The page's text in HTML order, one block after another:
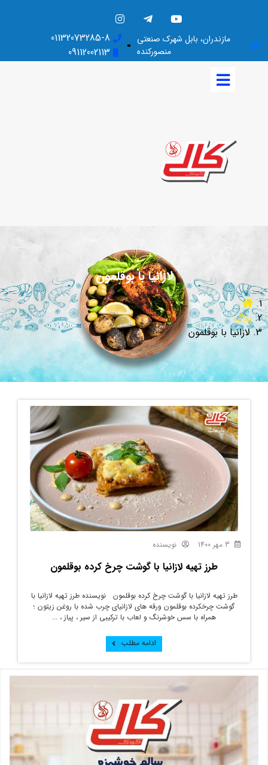
مازندران، بابل شهرک صنعتی
منصورکنده
01132073285-8
09112002113
لازانیا با بوقلمون
بلاگ
لازانیا با بوقلمون
نویسنده
طرز تهیه لازانیا با گوشت چرخ کرده بوقلمون
طرز تهیه لازانیا با گوشت چرخ کرده بوقلمون نویسنده طرز تهیه لازانیا با
گوشت چرخکرده بوقلمون ورقه های لازانیای چرب شده با روغن زیتون ؛
همراه با سس خوشرنگ و لعاب با ترکیبی از سیر ، پیاز ، ...
ادامه مطلب